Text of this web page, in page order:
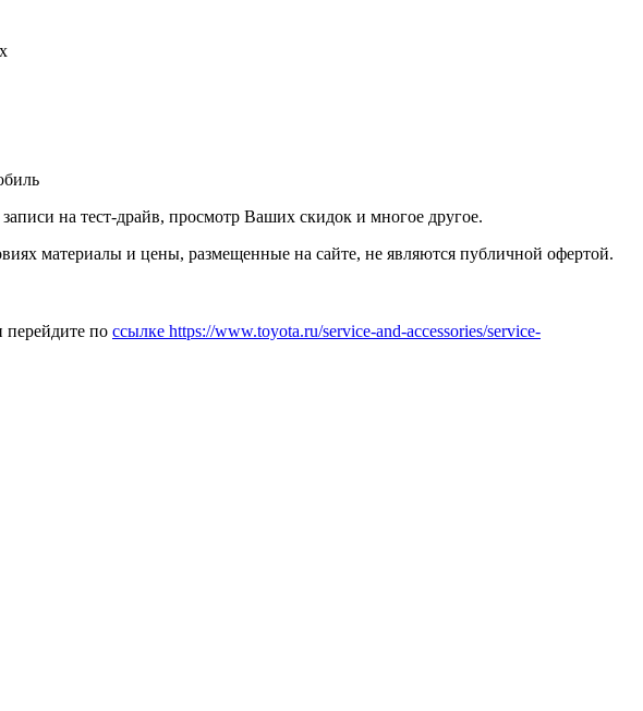
на тест-драйв, просмотр Ваших скидок и многое другое.
материалы и цены, размещенные на сайте, не являются публичной офертой.
по ссылке https://www.toyota.ru/service-and-accessories/service-